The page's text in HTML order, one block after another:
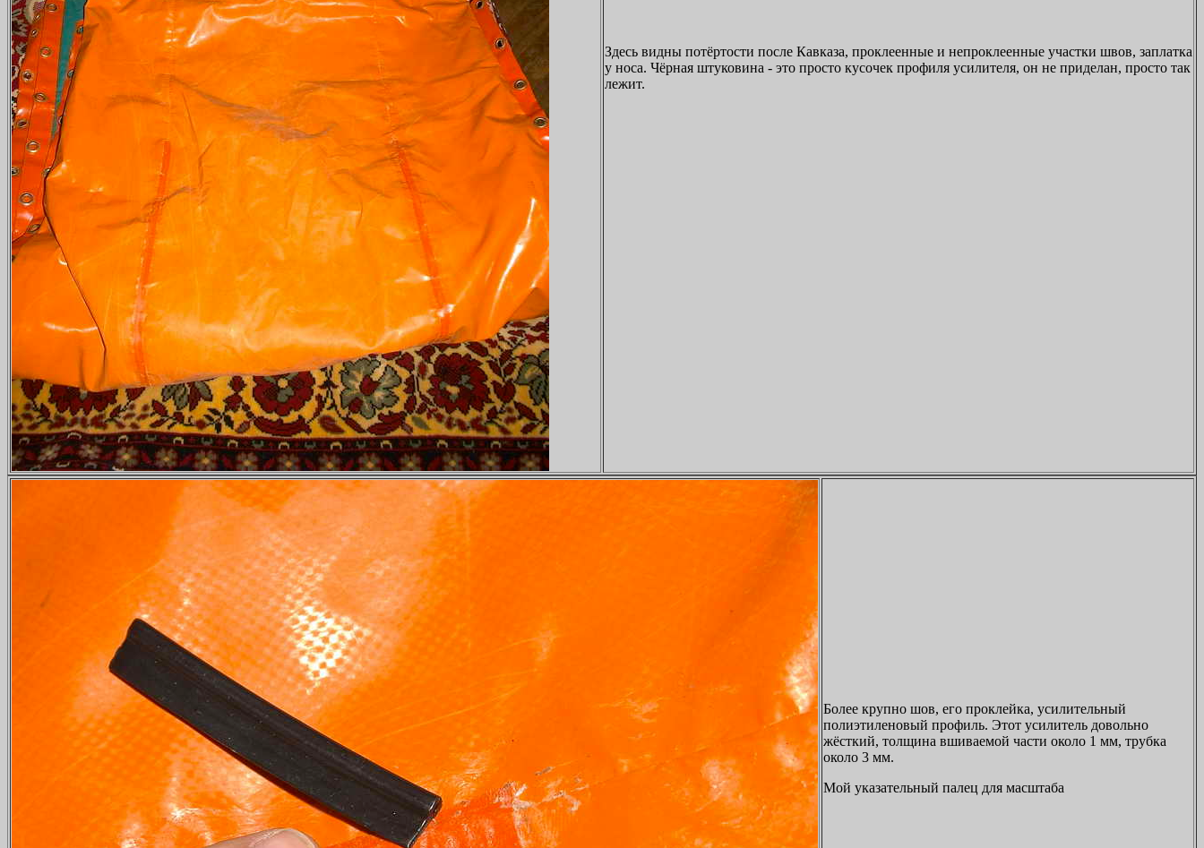
Здесь видны потёртости после Кавказа, проклеенные и непроклеенные участки швов, заплатка
у носа. Чёрная штуковина - это просто кусочек профиля усилителя, он не приделан, просто так
лежит.
Более крупно шов, его проклейка, усилительный
полиэтиленовый профиль. Этот усилитель довольно
жёсткий, толщина вшиваемой части около 1 мм, трубка
около 3 мм.
Мой указательный палец для масштаба